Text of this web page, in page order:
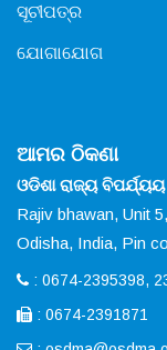
ସୂଚୀପତ୍ର
ଯୋଗାଯୋଗ
ଆମର ଠିକଣା
ଓଡିଶା ରାଜ୍ୟ
Rajiv bhawan, Unit
Odisha, India, Pin
: 0674-2395398,
: 0674-2391871